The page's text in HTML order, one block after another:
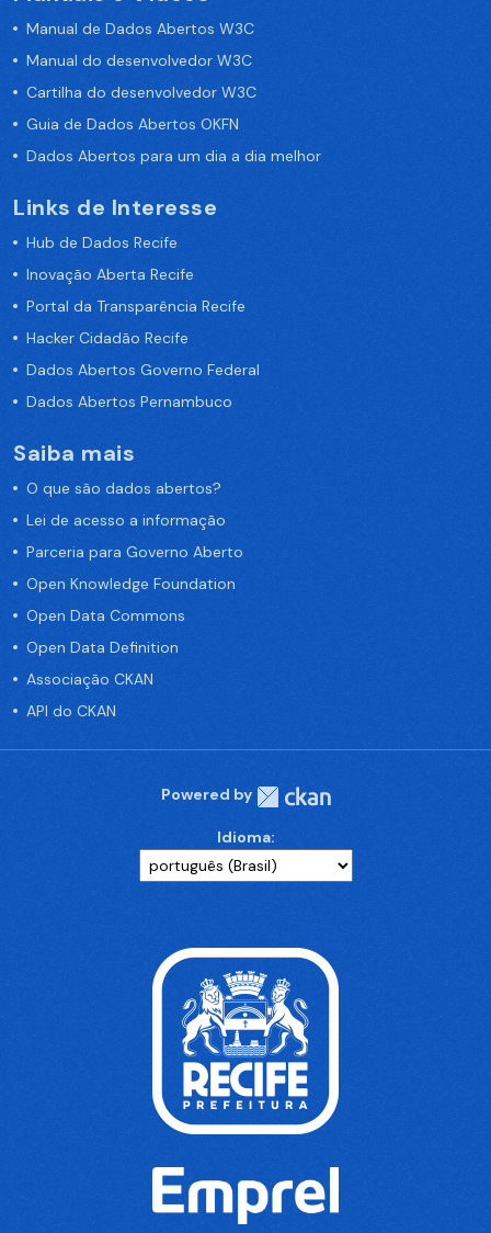
Manual de Dados Abertos W3C
Manual do desenvolvedor W3C
Cartilha do desenvolvedor W3C
Guia de Dados Abertos OKFN
Dados Abertos para um dia a dia melhor
Links de Interesse
Hub de Dados Recife
Inovação Aberta Recife
Portal da Transparência Recife
Hacker Cidadão Recife
Dados Abertos Governo Federal
Dados Abertos Pernambuco
Saiba mais
O que são dados abertos?
Lei de acesso a informação
Parceria para Governo Aberto
Open Knowledge Foundation
Open Data Commons
Open Data Definition
Associação CKAN
API do CKAN
Powered by
Idioma